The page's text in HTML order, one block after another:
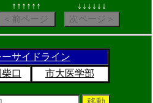
↑↑↑↑↑↑ ↓↓↓↓↓↓
ーサイドライン
口
市大医学部